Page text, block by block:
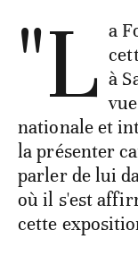
"L a
à
nationale et
la présenter
parler de lui
où il s'est
cette